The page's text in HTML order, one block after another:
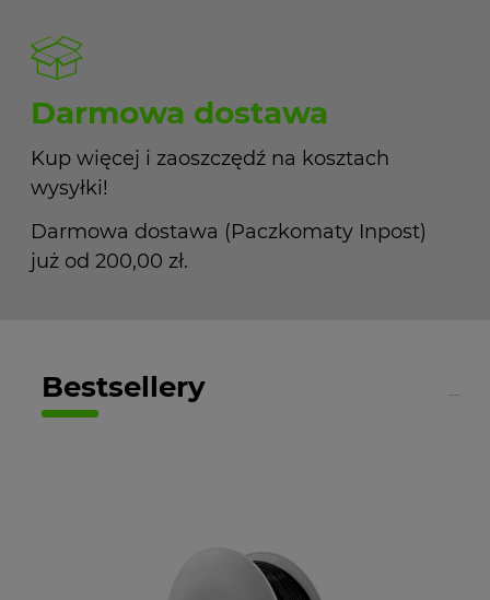
Darmowa dostawa
Kup więcej i zaoszczędź na kosztach
wysyłki!
Darmowa dostawa (Paczkomaty Inpost)
już od 200,00 zł.
Bestsellery